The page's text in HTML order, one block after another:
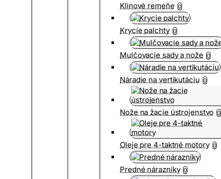
Klinové remeňe 0
Krycie palchty 0
Mulčovacie sady a nože 0
Náradie na vertikutáciu 0
Nože na žacie ústrojenstvo 0
Oleje pre 4-taktné motory 0
Predné nárazníky 0